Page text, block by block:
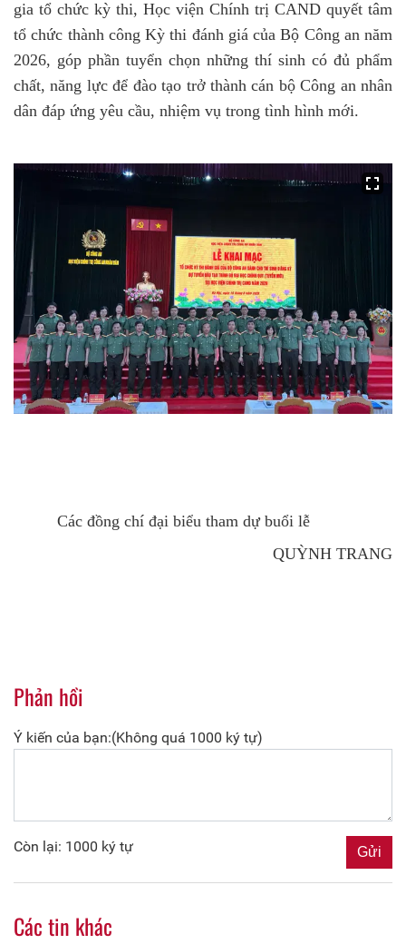
gia tổ chức kỳ thi, Học viện Chính trị CAND quyết tâm
tổ chức thành công Kỳ thi đánh giá của Bộ Công an năm
2026, góp phần tuyển chọn những thí sinh có đủ phẩm
chất, năng lực để đào tạo trở thành cán bộ Công an nhân
dân đáp ứng yêu cầu, nhiệm vụ trong tình hình mới.
Các đồng chí đại biểu tham dự buổi lễ
QUỲNH TRANG
Phản hồi
Ý kiến của bạn:(Không quá 1000 ký tự)
Còn lại: 1000 ký tự
Các tin khác